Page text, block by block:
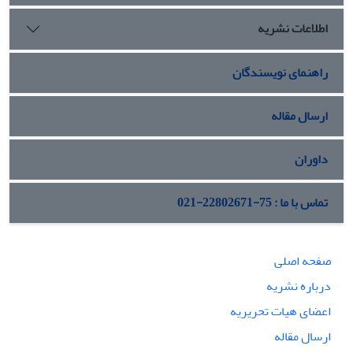
اطلاعات نشریه
راهنمای نویسندگان
ارسال مقاله
داوران
تماس با ما : 75-22802671-021
صفحه اصلی
درباره نشریه
اعضای هیات تحریریه
ارسال مقاله